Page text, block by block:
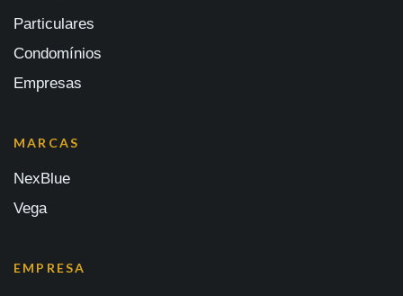
Particulares
Condomínios
Empresas
MARCAS
NexBlue
Vega
EMPRESA